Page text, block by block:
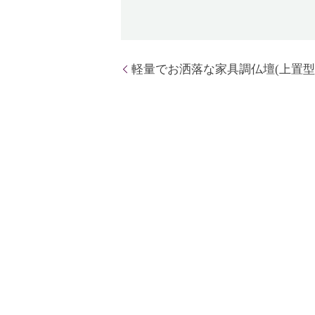
軽量でお洒落な家具調仏壇(上置